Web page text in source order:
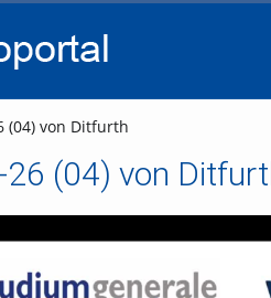
(04) von Ditfurth
26 (04) von